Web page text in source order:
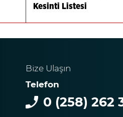
Kesinti Listesi
Bize Ulaşın
Telefon
0 (258) 262